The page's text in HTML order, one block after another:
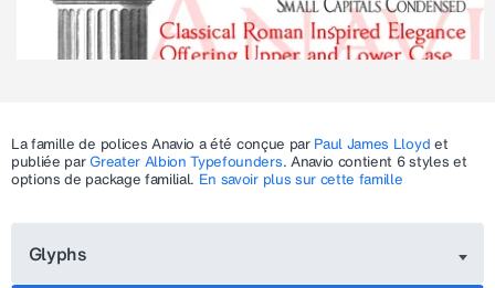
La famille de polices Anavio a été conçue par Paul James Lloyd et
publiée parGreater Albion Typefounders. Anavio contient 6 styles et
options de package familial. En savoir plus sur cette famille
Glyphs